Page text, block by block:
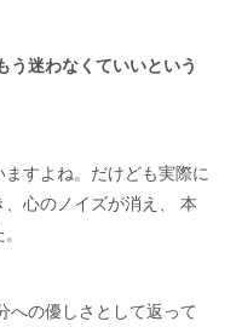
う迷わなくていいという
すよね。だけども実際に
心のノイズが消え、 本
への優しさとして返って